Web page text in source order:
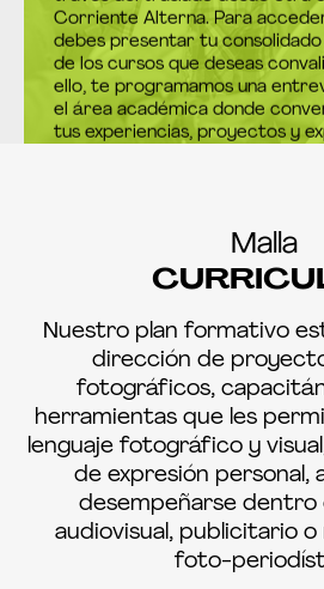
debes presentar tu consolidado
de los cursos que deseas
ello, te programamos una
el área académica donde
tus experiencias, proyectos y
artista.
EXAMEN DE ADMISIÓN:
Es un examen de aptitudes y
consta de una parte práctica y
personal. Se coordina de
nuestra área académica, el
por postulante.
Malla
Nuestro plan formativo
dirección de
fotográficos,
herramientas que les
lenguaje fotográfico y
de expresión personal,
desempeñarse dentro
audiovisual, publicitario
foto-